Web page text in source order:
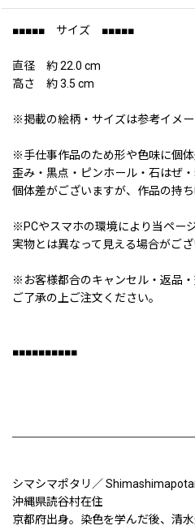
■■■■■ サイズ ■■■■■
直径 約 22.0 cm
高さ 約 3.5 cm
※掲載の絵柄・サイズは参考イメー
※手仕事作品のため形や色味に個体
歪み・黒点・ピンホール・石はぜ
個体差がございますが、作品の持
※PCやスマホの環境により当ペー
実物とは異なって見える場合がござ
※お客様都合のキャンセル・返品・
ご了承の上ご注文ください。
■■■■■■■■■■
シマシマポタリ／
沖縄県読谷村在住
京都府出身。染色を学んだ後、清水